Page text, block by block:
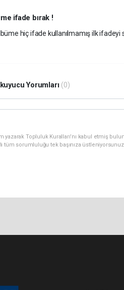
ifade bırak !
hiç ifade kullanılmamış ilk ifadeyi
Yorumları (0)
yazarak Topluluk Kuralları’nı kabul etmiş
tüm sorumluluğu tek başınıza